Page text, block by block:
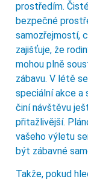
prostředím.
bezpečné
samozřejmostí,
zajišťuje, že
mohou plně
zábavu. V létě
speciální akce a
činí návštěvu
přitažlivější.
vašeho výletu
být zábavné
Takže, pokud